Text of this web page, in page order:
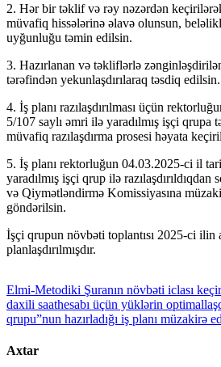
2. Hər bir təklif və rəy nəzərdən
müvafiq hissələrinə əlavə olunsun,
uyğunluğu təmin edilsin.
3. Hazırlanan və təkliflərlə
tərəfindən yekunlaşdırılaraq təsdiq edilsin.
4. İş planı razılaşdırılması üçün
5/107 saylı əmri ilə yaradılmış işçi qrupa
müvafiq razılaşdırma prosesi həyata
5. İş planı rektorluğun 04.03.2025-ci il
yaradılmış işçi qrup ilə
və Qiymətləndirmə Komissiyasına
göndərilsin.
İşçi qrupun növbəti toplantısı 2025-ci ilin
planlaşdırılmışdır.
Elmi-Metodiki Şuranın növbəti iclası
daxili saathesabı üçün yüklərin
qrupu”nun hazırladığı iş planı müzakirə
Axtar